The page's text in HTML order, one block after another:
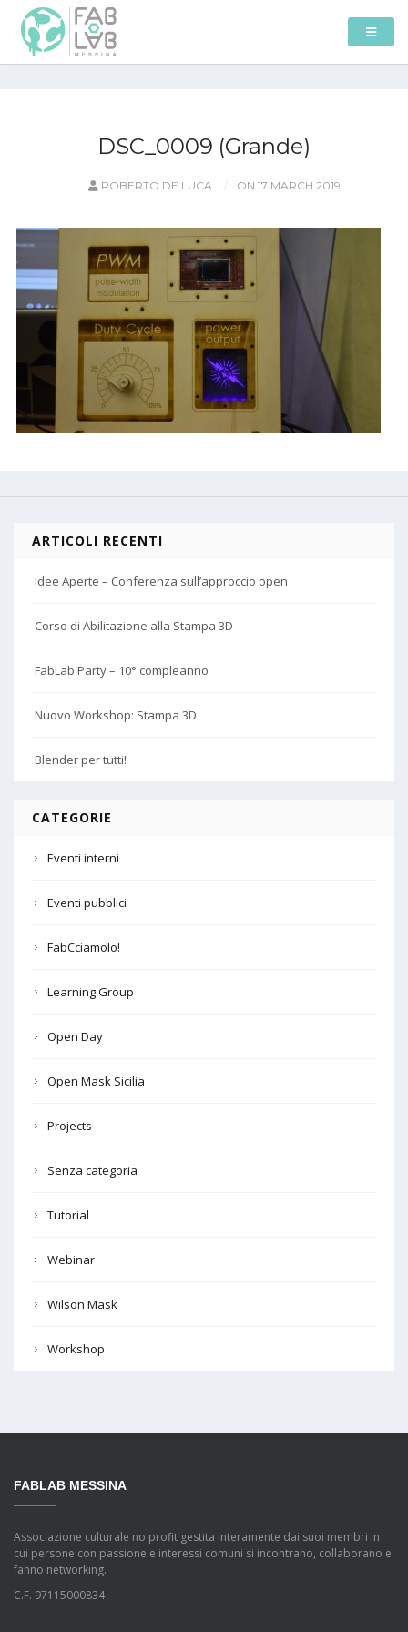
DSC_0009 (Grande)
ROBERTO DE LUCA ON 17 MARCH 2019
ARTICOLI RECENTI
Idee Aperte – Conferenza sull’approccio open
Corso di Abilitazione alla Stampa 3D
FabLab Party – 10° compleanno
Nuovo Workshop: Stampa 3D
Blender per tutti!
CATEGORIE
Eventi interni
Eventi pubblici
FabCciamolo!
Learning Group
Open Day
Open Mask Sicilia
Projects
Senza categoria
Tutorial
Webinar
Wilson Mask
Workshop
FABLAB MESSINA
Associazione culturale no profit gestita interamente dai suoi membri in
cui persone con passione e interessi comuni si incontrano, collaborano e
fanno networking.
C.F. 97115000834